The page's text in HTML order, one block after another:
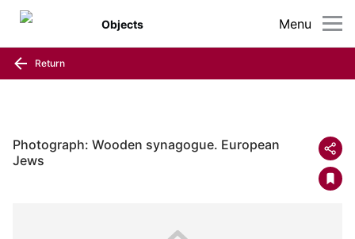
Menu
Objects
Return
Photograph: Wooden synagogue. European
Jews